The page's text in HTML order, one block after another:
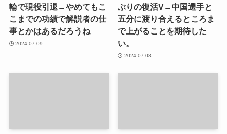
輪で現役引退→やめてもこ
こまでの功績で解説者の仕
事とかはあるだろうね
2024-07-09
ぶりの復活V→中国選手と
五分に渡り合えるところま
で上がることを期待した
い。
2024-07-08